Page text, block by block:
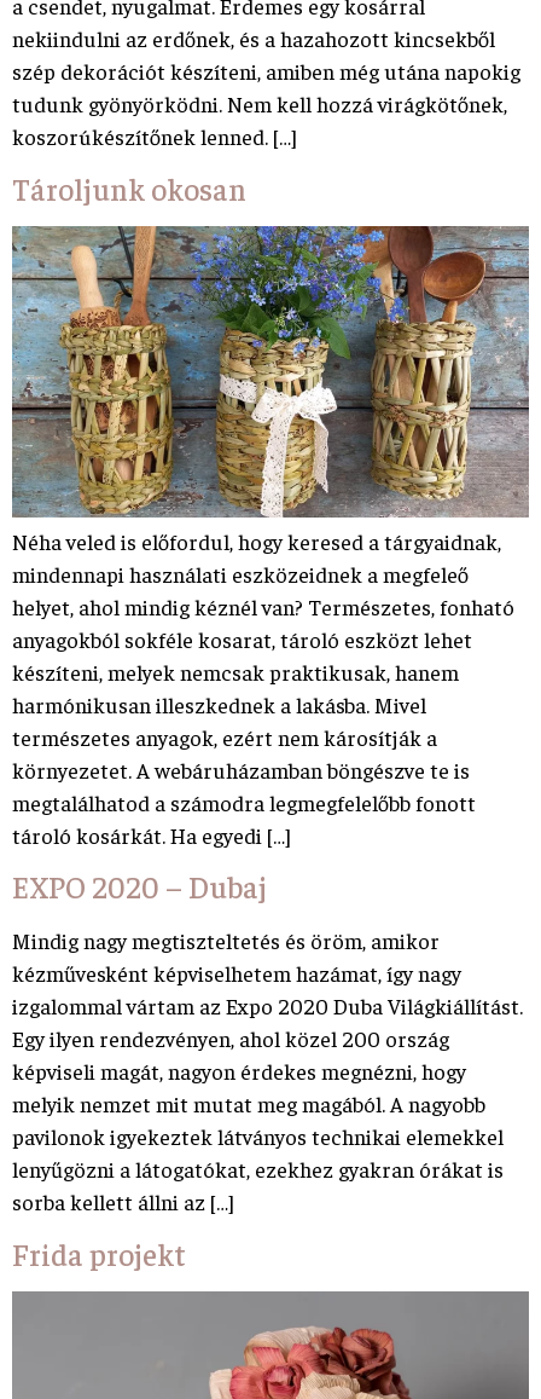
a csendet, nyugalmat. Érdemes egy kosárral
nekiindulni az erdőnek, és a hazahozott kincsekből
szép dekorációt készíteni, amiben még utána napokig
tudunk gyönyörködni. Nem kell hozzá virágkötőnek,
koszorúkészítőnek lenned. […]
Tároljunk okosan
Néha veled is előfordul, hogy keresed a tárgyaidnak,
mindennapi használati eszközeidnek a megfeleő
helyet, ahol mindig kéznél van? Természetes, fonható
anyagokból sokféle kosarat, tároló eszközt lehet
készíteni, melyek nemcsak praktikusak, hanem
harmónikusan illeszkednek a lakásba. Mivel
természetes anyagok, ezért nem károsítják a
környezetet. A webáruházamban böngészve te is
megtalálhatod a számodra legmegfelelőbb fonott
tároló kosárkát. Ha egyedi […]
EXPO 2020 – Dubaj
Mindig nagy megtiszteltetés és öröm, amikor
kézművesként képviselhetem hazámat, így nagy
izgalommal vártam az Expo 2020 Duba Világkiállítást.
Egy ilyen rendezvényen, ahol közel 200 ország
képviseli magát, nagyon érdekes megnézni, hogy
melyik nemzet mit mutat meg magából. A nagyobb
pavilonok igyekeztek látványos technikai elemekkel
lenyűgözni a látogatókat, ezekhez gyakran órákat is
sorba kellett állni az […]
Frida projekt